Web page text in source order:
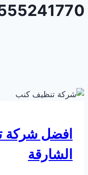
Sharja Dubai
افضل شركة
الشارقة